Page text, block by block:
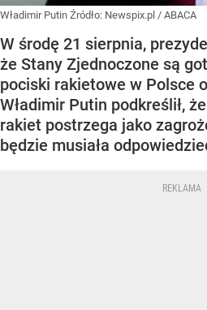
Władimir Putin Źródło: Newspix.pl / ABACA
W środę 21 sierpnia,
że Stany Zjednoczone są
pociski rakietowe w Polsce
Władimir Putin podkreślił,
rakiet postrzega jako
będzie musiała